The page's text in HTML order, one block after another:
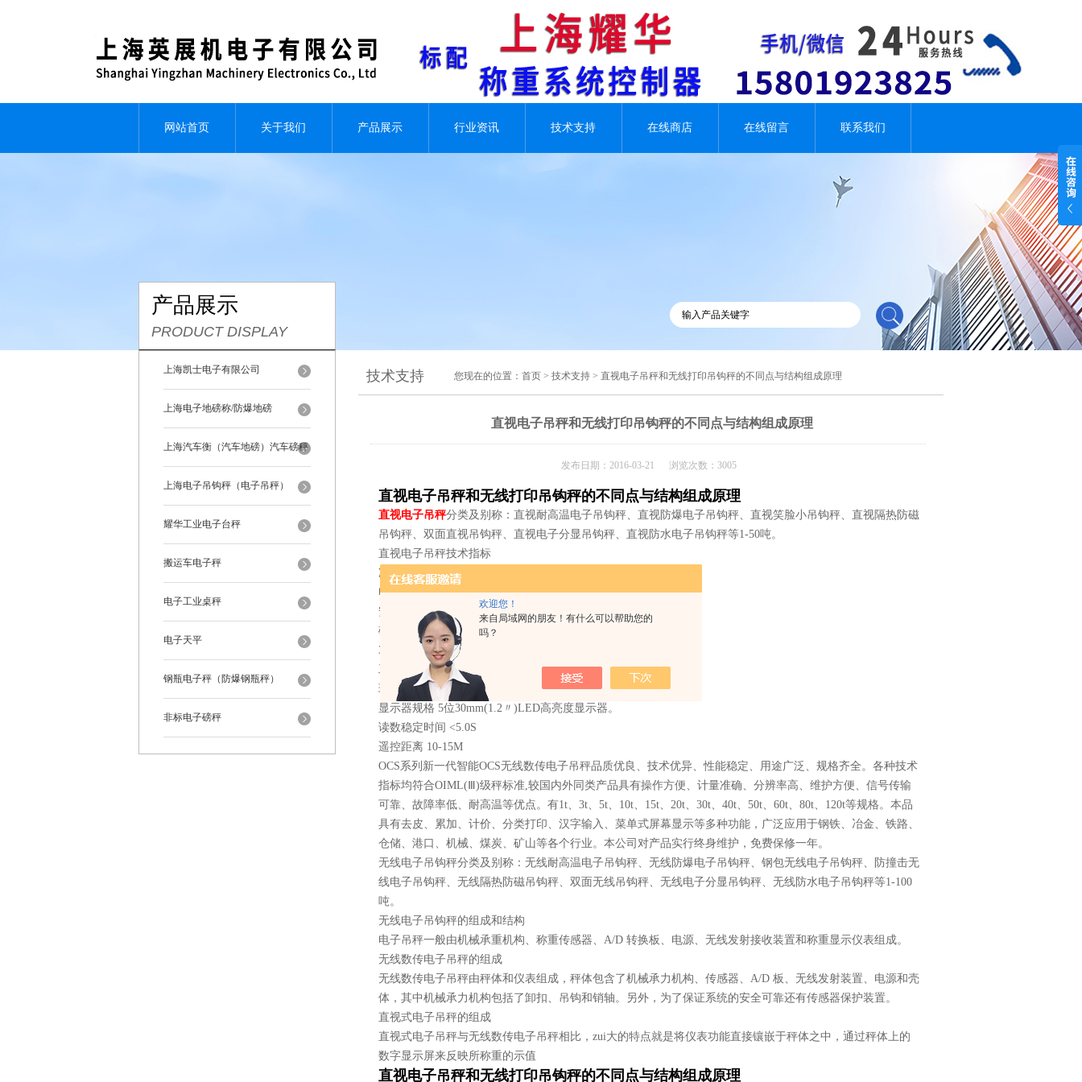
欢迎您！
来自局域网的朋友！有什么可以帮助您的
吗？
网站首页 关于我们 产品展示 行业资讯 技术支持 在线商店 在线留言 联系我们
产品展示
PRODUCT DISPLAY
上海凯士电子有限公司
上海电子地磅称/防爆地磅
上海汽车衡（汽车地磅）汽车磅秤
上海电子吊钩秤（电子吊秤）
耀华工业电子台秤
搬运车电子秤
电子工业桌秤
电子天平
钢瓶电子秤（防爆钢瓶秤）
非标电子磅秤
技术支持 您现在的位置： 首页 > 技术支持 > 直视电子吊秤和无线打印吊钩秤的不同点与结构组成原理
直视电子吊秤和无线打印吊钩秤的不同点与结构组成原理
发布日期：2016-03-21 浏览次数：3005
直视电子吊秤和无线打印吊钩秤的不同点与结构组成原理
直视电子吊秤分类及别称：直视耐高温电子吊钩秤、直视防爆电子吊钩秤、直视笑脸小吊钩秤、直视隔热防磁
吊钩秤、双面直视吊钩秤、直视电子分显吊钩秤、直视防水电子吊钩秤等1-50吨。
直视电子吊秤技术指标
准确度等级 符合三级秤标准。
电池充电一次工作时间 60小时左右
安全超载 150%F.S
破坏超载
300%F.S
工作环境温度 -10~50℃
环境湿度 <90%R.H
显示器规格 5位30mm(1.2〃)LED高亮度显示器。
读数稳定时间 <5.0S
遥控距离 10-15M
OCS系列新一代智能OCS无线数传电子吊秤品质优良、技术优异、性能稳定、用途广泛、规格齐全。各种技术
指标均符合OIML(Ⅲ)级秤标准,较国内外同类产品具有操作方便、计量准确、分辨率高、维护方便、信号传输
可靠、故障率低、耐高温等优点。有1t、3t、5t、10t、15t、20t、30t、40t、50t、60t、80t、120t等规格。本品
具有去皮、累加、计价、分类打印、汉字输入、菜单式屏幕显示等多种功能，广泛应用于钢铁、冶金、铁路、
仓储、港口、机械、煤炭、矿山等各个行业。本公司对产品实行终身维护，免费保修一年。
无线电子吊钩秤分类及别称：无线耐高温电子吊钩秤、无线防爆电子吊钩秤、钢包无线电子吊钩秤、防撞击无
线电子吊钩秤、无线隔热防磁吊钩秤、双面无线吊钩秤、无线电子分显吊钩秤、无线防水电子吊钩秤等1-100
吨。
无线电子吊钩秤的组成和结构
电子吊秤一般由机械承重机构、称重传感器、A/D 转换板、电源、无线发射接收装置和称重显示仪表组成。
无线数传电子吊秤的组成
无线数传电子吊秤由秤体和仪表组成，秤体包含了机械承力机构、传感器、A/D 板、无线发射装置、电源和壳
体，其中机械承力机构包括了卸扣、吊钩和销轴。另外，为了保证系统的安全可靠还有传感器保护装置。
直视式电子吊秤的组成
直视式电子吊秤与无线数传电子吊秤相比，zui大的特点就是将仪表功能直接镶嵌于秤体之中，通过秤体上的
数字显示屏来反映所称重的示值
直视电子吊秤和无线打印吊钩秤的不同点与结构组成原理